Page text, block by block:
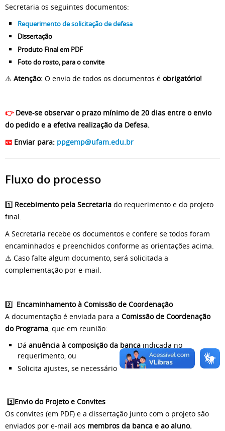
Secretaria os seguintes documentos:
Requerimento de solicitação de defesa
Dissertação
Produto Final em PDF
Foto do rosto, para o convite
⚠️ Atenção: O envio de todos os documentos é obrigatório!
👉 Deve-se observar o prazo mínimo de 20 dias entre o envio
do pedido e a efetiva realização da Defesa.
📧 Enviar para: ppgemp@ufam.edu.br
Fluxo do processo
1️⃣ Recebimento pela Secretaria do requerimento e do projeto
final.
A Secretaria recebe os documentos e confere se todos foram
encaminhados e preenchidos conforme as orientações acima.
⚠️ Caso falte algum documento, será solicitada a
complementação por e-mail.
2️⃣ Encaminhamento à Comissão de Coordenação
A documentação é enviada para a Comissão de Coordenação
do Programa, que em reunião:
Dá anuência à composição da banca indicada no
requerimento, ou
Solicita ajustes, se necessário
3️⃣Envio do Projeto e Convites
Os convites (em PDF) e a dissertação junto com o projeto são
enviados por e-mail aos membros da banca e ao aluno.